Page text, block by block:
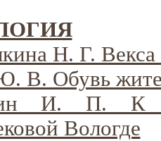
Н. Г.
В. Обувь
И. П. К
Вологде